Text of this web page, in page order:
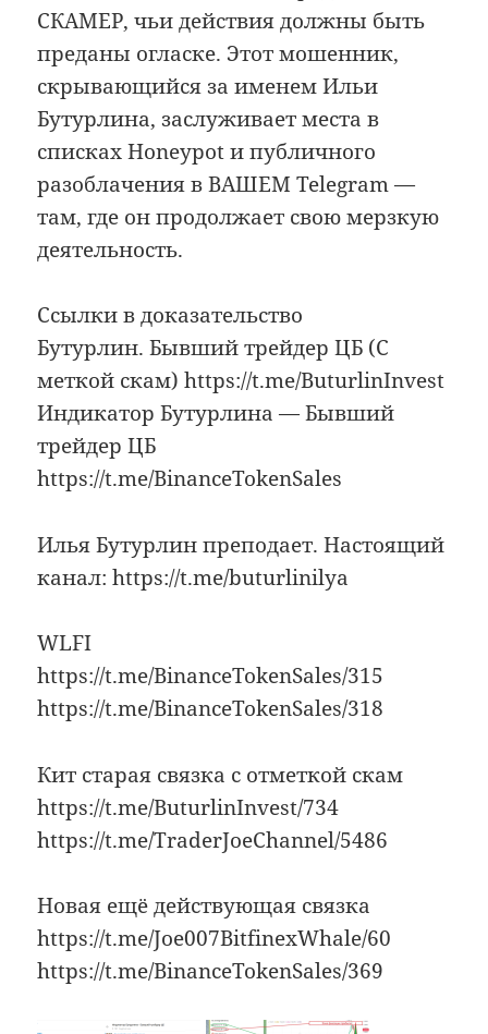
СКАМЕР, чьи действия должны быть
преданы огласке. Этот мошенник,
скрывающийся за именем Ильи
Бутурлина, заслуживает места в
списках Honeypot и публичного
разоблачения в ВАШЕМ Telegram —
там, где он продолжает свою мерзкую
деятельность.
Ссылки в доказательство
Бутурлин. Бывший трейдер ЦБ (С
меткой скам) https://t.me/ButurlinInvest
Индикатор Бутурлина — Бывший
трейдер ЦБ
https://t.me/BinanceTokenSales
Илья Бутурлин преподает. Настоящий
канал: https://t.me/buturlinilya
WLFI
https://t.me/BinanceTokenSales/315
https://t.me/BinanceTokenSales/318
Кит старая связка с отметкой скам
https://t.me/ButurlinInvest/734
https://t.me/TraderJoeChannel/5486
Новая ещё действующая связка
https://t.me/Joe007BitfinexWhale/60
https://t.me/BinanceTokenSales/369